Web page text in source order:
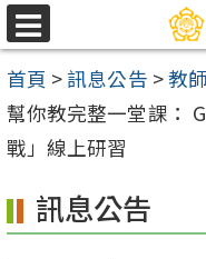
跳
至
主
要
內
區
選
單
首頁 >訊息公告 >教
幫你教完整一堂課：
戰」線上研習
訊息公告